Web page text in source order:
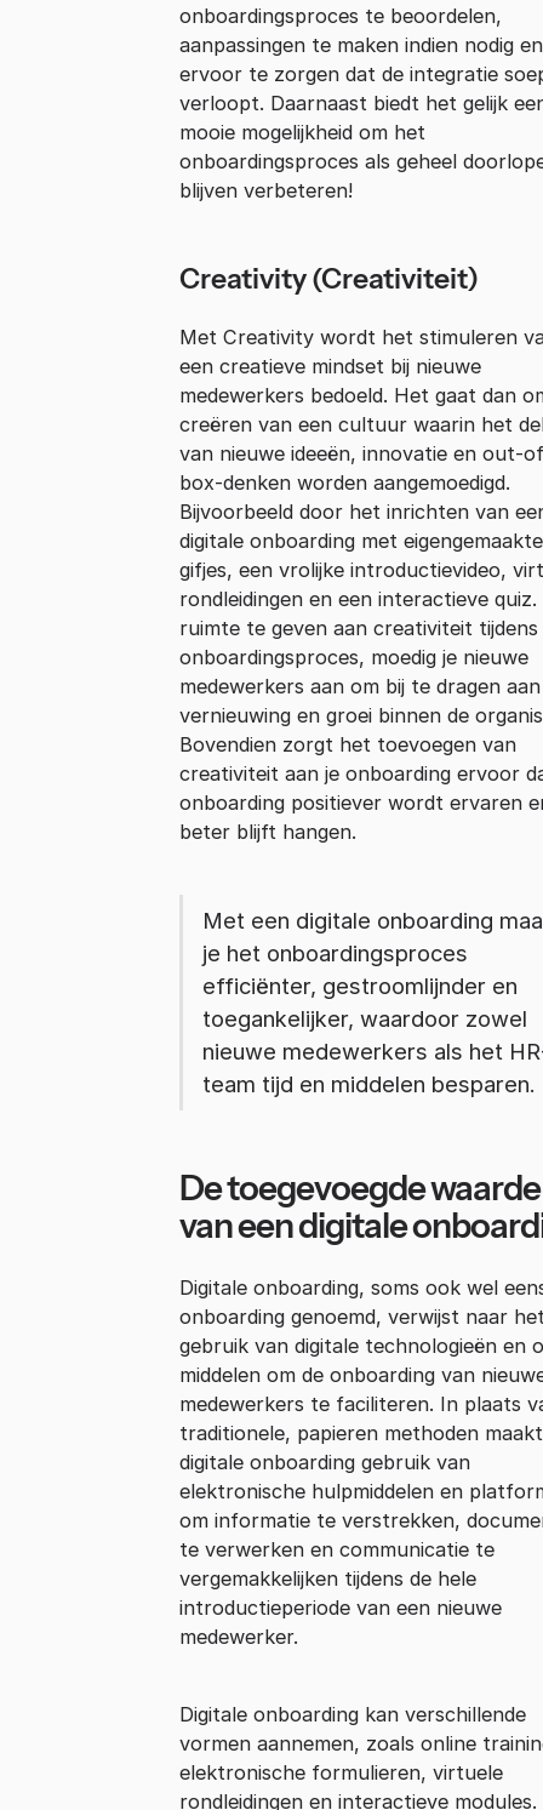
onboardingsproces te beoordelen,
aanpassingen te maken indien nodig en
ervoor te zorgen dat de integratie
verloopt. Daarnaast biedt het gelijk
mooie mogelijkheid om het
onboardingsproces als geheel
blijven verbeteren!
Creativity (Creativiteit)
Met Creativity wordt het stimuleren
een creatieve mindset bij nieuwe
medewerkers bedoeld. Het gaat dan
creëren van een cultuur waarin het
van nieuwe ideeën, innovatie en out-
box-denken worden aangemoedigd.
Bijvoorbeeld door het inrichten van
digitale onboarding met eigengemaakte
gifjes, een vrolijke introductievideo,
rondleidingen en een interactieve
ruimte te geven aan creativiteit
onboardingsproces, moedig je nieuwe
medewerkers aan om bij te dragen aan
vernieuwing en groei binnen de
Bovendien zorgt het toevoegen van
creativiteit aan je onboarding ervoor
onboarding positiever wordt ervaren
beter blijft hangen.
Met een digitale onboarding
je het onboardingsproces
efficiënter, gestroomlijnder en
toegankelijker, waardoor zowel
nieuwe medewerkers als het
team tijd en middelen besparen.
De toegevoegde waarde
van een digitale
Digitale onboarding, soms ook wel
onboarding genoemd, verwijst naar
gebruik van digitale technologieën en
middelen om de onboarding van
medewerkers te faciliteren. In plaats
traditionele, papieren methoden maakt
digitale onboarding gebruik van
elektronische hulpmiddelen en
om informatie te verstrekken,
te verwerken en communicatie te
vergemakkelijken tijdens de hele
introductieperiode van een nieuwe
medewerker.
Digitale onboarding kan verschillende
vormen aannemen, zoals online
elektronische formulieren, virtuele
rondleidingen en interactieve modules.